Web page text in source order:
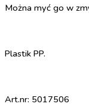
Można myć go w
Plastik PP.
Art.nr: 5017506